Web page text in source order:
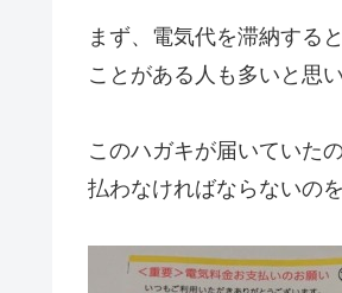
まず、電気代を滞納する
ことがある人も多いと思い
このハガキが届いていた
払わなければならないの